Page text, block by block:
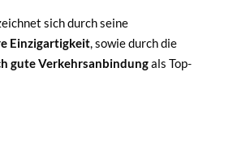
sich durch seine
Einzigartigkeit, sowie durch die
gute Verkehrsanbindungals Top-